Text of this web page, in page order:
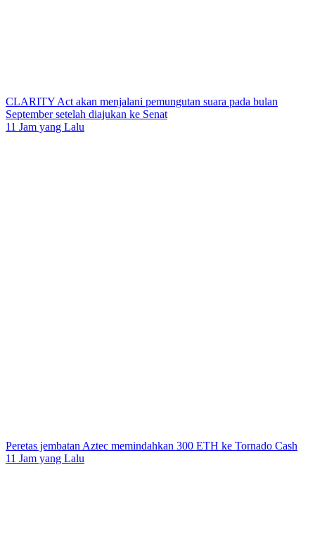
CLARITY Act akan menjalani pemungutan suara pada bulan
September setelah diajukan ke Senat
11 Jam yang Lalu
Peretas jembatan Aztec memindahkan 300 ETH ke Tornado Cash
11 Jam yang Lalu